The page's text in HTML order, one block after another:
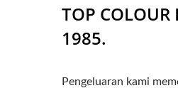
TOP
1985.
Pengeluaran kami